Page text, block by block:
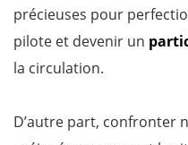
précieuses pour
pilote et devenir un
la circulation.
D’autre part, confronter